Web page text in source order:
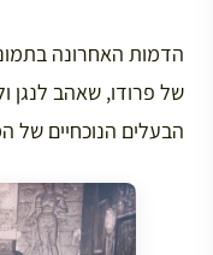
הדמות האחרונה
של פרודו, שאהב לנגן
הבעלים הנוכחיים של